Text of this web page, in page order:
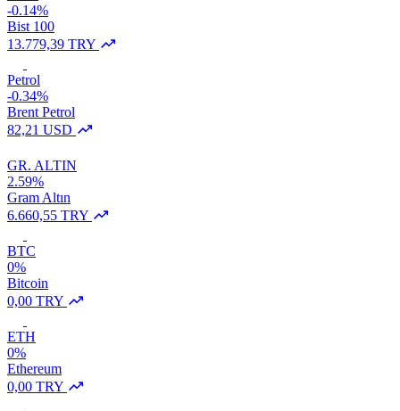
-0.14%
Bist 100
13.779,39 TRY
Petrol
-0.34%
Brent Petrol
82,21 USD
GR. ALTIN
2.59%
Gram Altın
6.660,55 TRY
BTC
0%
Bitcoin
0,00 TRY
ETH
0%
Ethereum
0,00 TRY